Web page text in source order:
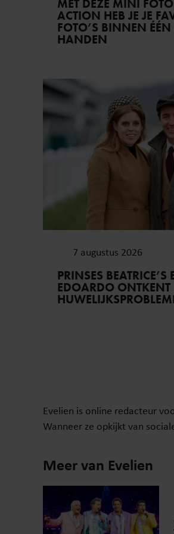
MET DEZE MINI
ACTION HEB JE JE
FOTO’S BINNEN
HANDEN
7 augustus 2026
PRINSES
EDOARDO ONTKENT
Evelien is online redacteur
Wanneer ze opkijkt van
Meer van Evelien